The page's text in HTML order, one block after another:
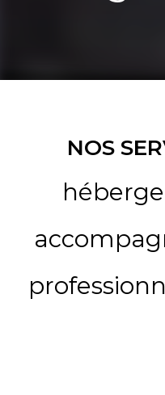
NOS